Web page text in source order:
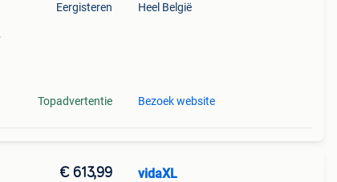
Eergisteren
Topadvertentie
Heel België
Bezoek website
€ 613,99 vidaXL